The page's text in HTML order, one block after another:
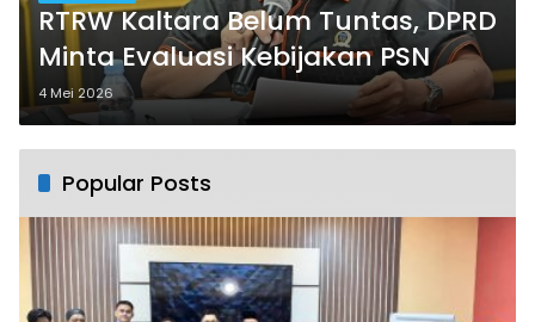
RTRW Kaltara Belum Tuntas, DPRD
Minta Evaluasi Kebijakan PSN
4 Mei 2026
Popular Posts